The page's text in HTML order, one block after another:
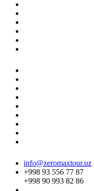
info@zeromaxtour.uz
+998 93 556 77 87
+998 90 993 82 86